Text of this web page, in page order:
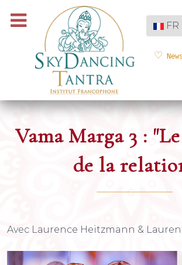
FR
Vama Marga 3 :
de la
Avec Laurence Heitzmann &